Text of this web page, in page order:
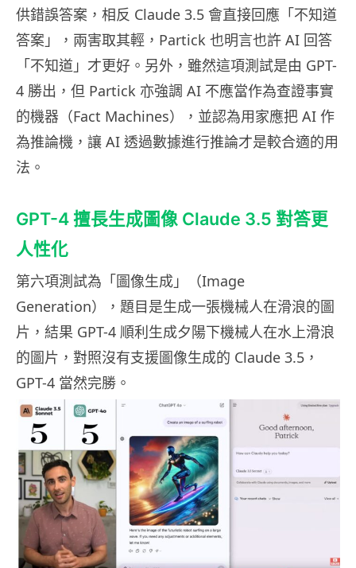
供錯誤答案，相反 Claude 3.5 會直接回應「不知道
答案」，兩害取其輕，Partick 也明言也許 AI 回答
「不知道」才更好。另外，雖然這項測試是由 GPT-
4 勝出，但 Partick 亦強調 AI 不應當作為查證事實
的機器（Fact Machines），並認為用家應把 AI 作
為推論機，讓 AI 透過數據進行推論才是較合適的用
法。
GPT-4 擅長生成圖像 Claude 3.5 對答更
人性化
第六項測試為「圖像生成」（Image
Generation），題目是生成一張機械人在滑浪的圖
片，結果 GPT-4 順利生成夕陽下機械人在水上滑浪
的圖片，對照沒有支援圖像生成的 Claude 3.5，
GPT-4 當然完勝。